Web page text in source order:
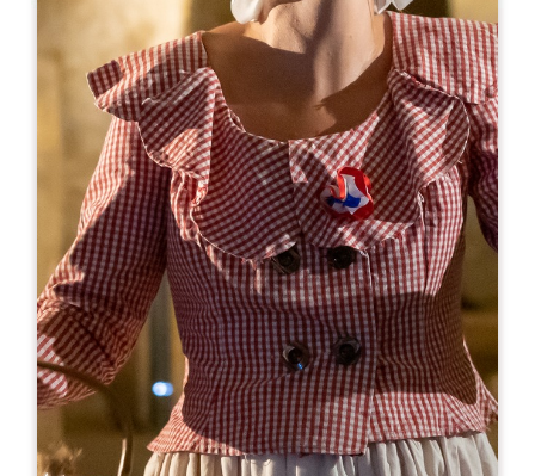
A partir de
28€
Couvent des Jacobins
10 Rue Guadet - BP 81
33330 SAINT-EMILION
RÉSERVER
05 57 55 32 18
reception@couvent.wine
MOIS D'OUVERTURE
J F M A M J J A S O N D